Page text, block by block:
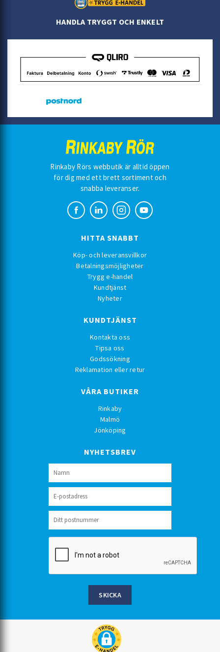
HANDLA TRYGGT OCH ENKELT
Rinkaby Rörs webbutik är alltid öppen
för dig med ett brett sortiment och
snabba leveranser.
HITTA SNABBT
Köp- och leveransvillkor
Betalningsmöjligheter
Trygg e-handel
Kundtjänst
Nyheter
KUNDTJÄNST
Kontakta oss
Tipsa oss
Godssökning
Reklamation eller retur
VÅRA BUTIKER
Rinkaby
Malmö
Jönköping
NYHETSBREV
SKICKA